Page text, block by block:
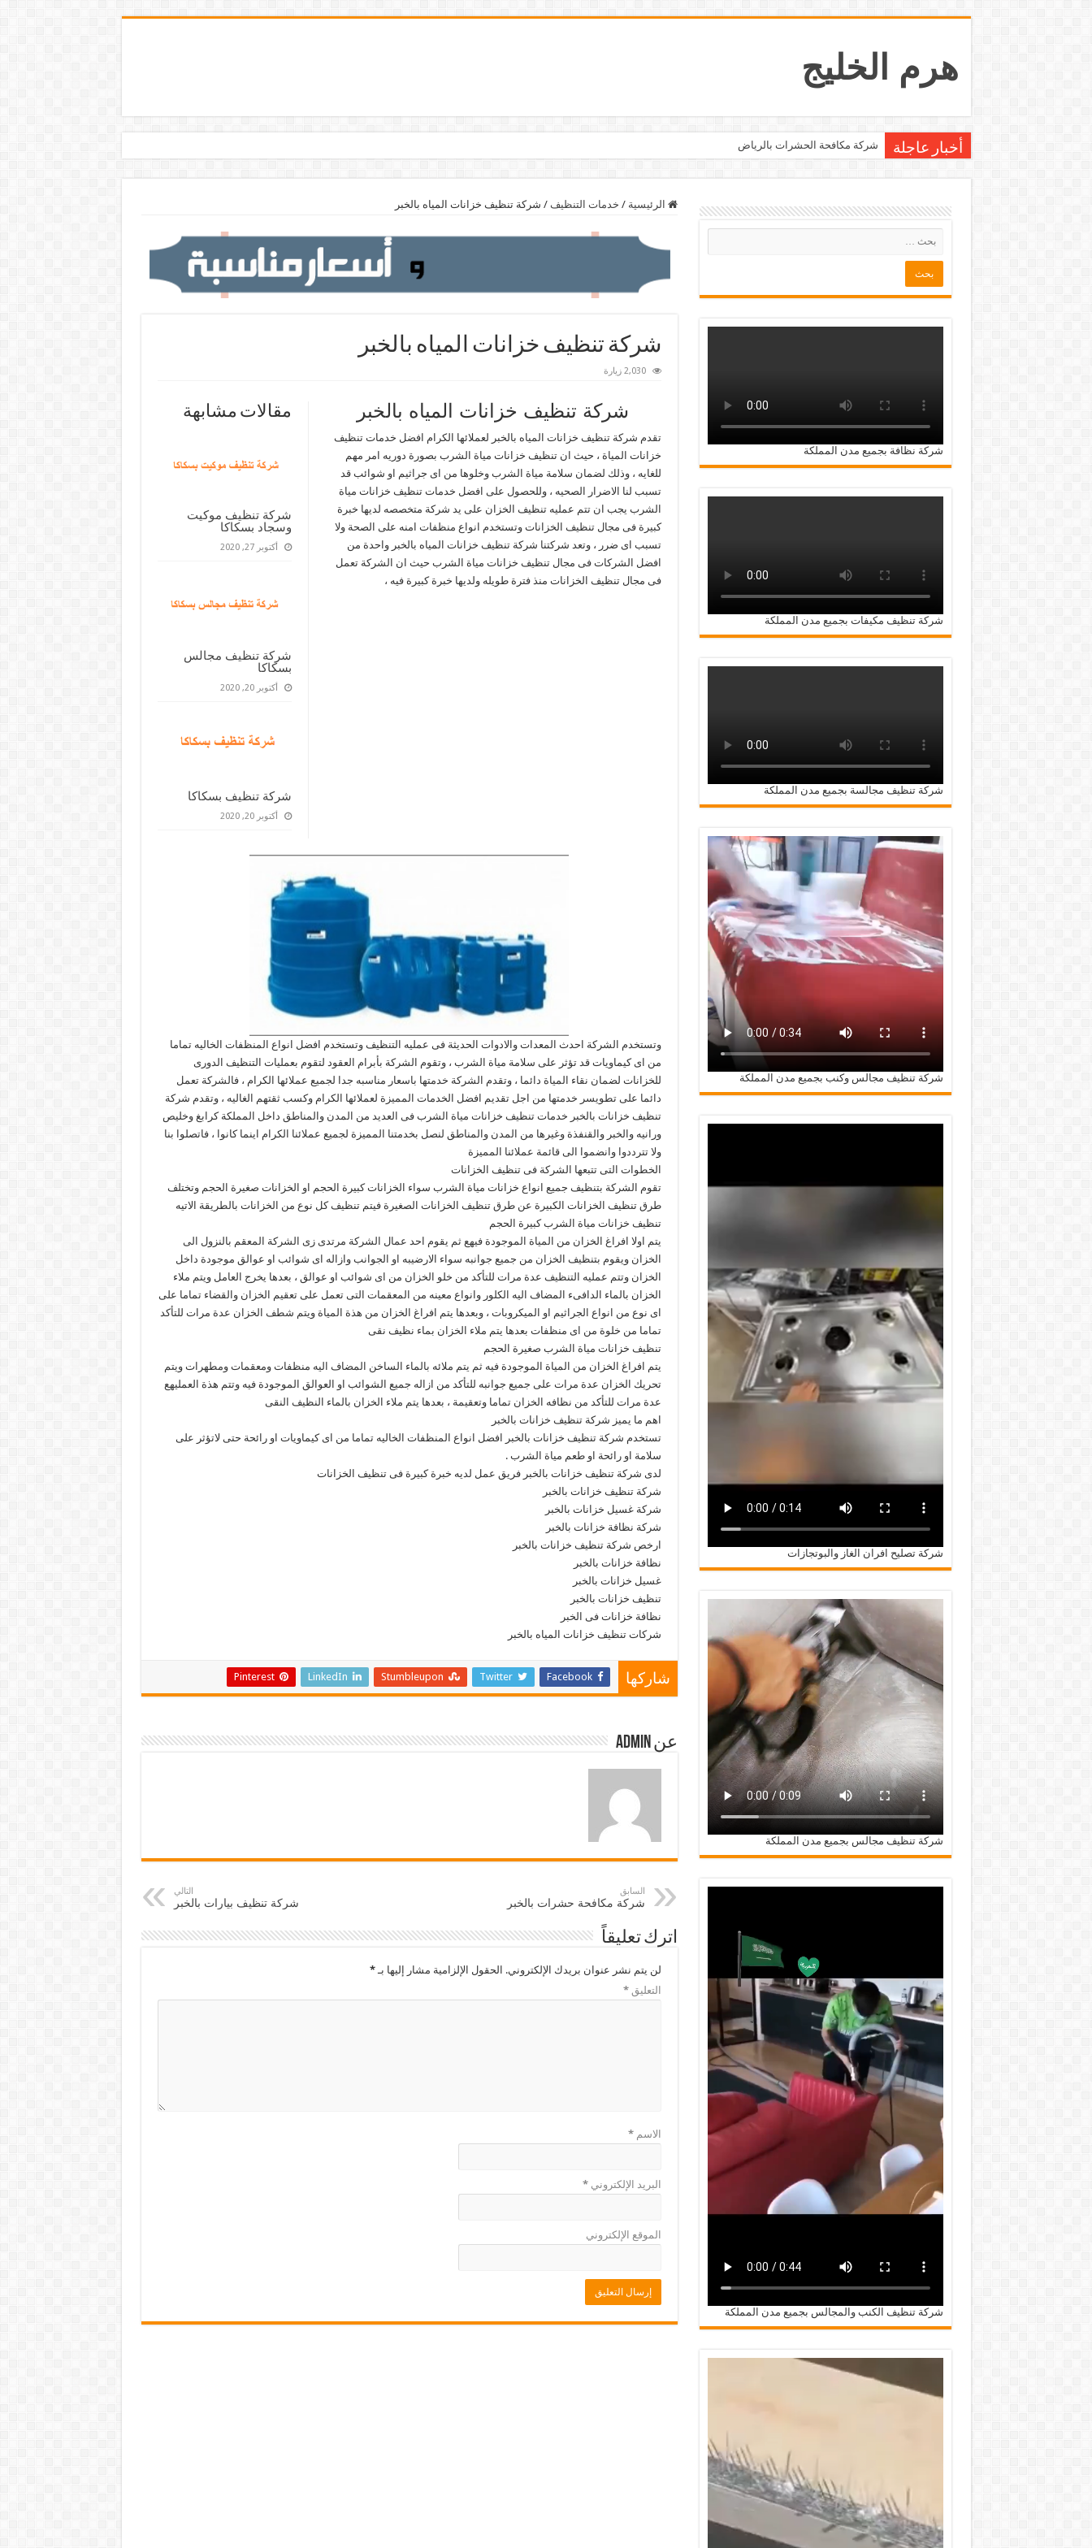
هرم الخليج
أخبار عاجلة شركة مكافحة الحشرات بالرياض
الرئيسية / خدمات التنظيف / شركة تنظيف خزانات المياه بالخبر
شركة تنظيف خزانات المياه بالخبر
2,030 زيارة
مقالات مشابهة
شركة تنظيف موكيت
وسجاد بسكاكا
أكتوبر 27, 2020
شركة تنظيف مجالس
بسكاكا
أكتوبر 20, 2020
شركة تنظيف بسكاكا
أكتوبر 20, 2020
شركة تنظيف خزانات المياه بالخبر
تقدم شركة تنظيف خزانات المياه بالخبر لعملائها الكرام افضل خدمات تنظيف
خزانات المياة ، حيث ان تنظيف خزانات مياة الشرب بصورة دوريه امر مهم
للغايه ، وذلك لضمان سلامة مياة الشرب وخلوها من اى جراثيم او شوائب قد
تسبب لنا الاضرار الصحيه ، وللحصول على افضل خدمات تنظيف خزانات مياة
الشرب يجب ان تتم عمليه تنظيف الخزان على يد شركة متخصصه لديها خبرة
كبيرة فى مجال تنظيف الخزانات وتستخدم انواع منظفات امنه على الصحة ولا
تسبب اى ضرر ، وتعد شركتنا شركة تنظيف خزانات المياه بالخبر واحدة من
افضل الشركات فى مجال تنظيف خزانات مياة الشرب حيث ان الشركة تعمل
فى مجال تنظيف الخزانات منذ فترة طويله ولديها خبرة كبيرة فيه ،
وتستخدم الشركة احدث المعدات والادوات الحديثة فى عمليه التنظيف وتستخدم افضل انواع المنظفات الخاليه تماما
من اى كيماويات قد تؤثر على سلامة مياة الشرب ، وتقوم الشركة بأبرام العقود لتقوم بعمليات التنظيف الدورى
للخزانات لضمان نقاء المياة دائما ، وتقدم الشركة خدمتها باسعار مناسبه جدا لجميع عملائها الكرام ، فالشركة تعمل
دائما على تطويسر خدمتها من اجل تقديم افضل الخدمات المميزة لعملائها الكرام وكسب ثقتهم الغاليه ، وتقدم شركة
تنظيف خزانات بالخبر خدمات تنظيف خزانات مياة الشرب فى العديد من المدن والمناطق داخل المملكة كرابغ وخليص
ورانيه والخبر والقنفذة وغيرها من المدن والمناطق لنصل بخدمتنا المميزة لجميع عملائنا الكرام اينما كانوا ، فاتصلوا بنا
ولا تترددوا وانضموا الى قائمة عملائنا المميزة
الخطوات التى تتبعها الشركة فى تنظيف الخزانات
تقوم الشركة بتنظيف جميع انواع خزانات مياة الشرب سواء الخزانات كبيرة الحجم او الخزانات صغيرة الحجم وتختلف
طرق تنظيف الخزانات الكبيرة عن طرق تنظيف الخزانات الصغيرة فيتم تنظيف كل نوع من الخزانات بالطريقة الاتيه
تنظيف خزانات مياة الشرب كبيرة الحجم
يتم اولا افراغ الخزان من المياة الموجودة فيهع ثم يقوم احد عمال الشركة مرتدى زى الشركة المعقم بالنزول الى
الخزان ويقوم بتنظيف الخزان من جميع جوانبه سواء الارضيبه او الجوانب وازاله اى شوائب او عوالق موجودة داخل
الخزان وتتم عمليه التنظيف عدة مرات للتأكد من خلو الخزان من اى شوائب او عوالق ، بعدها يخرج العامل ويتم ملاء
الخزان بالماء الدافىء المضاف اليه الكلور وانواع معينه من المعقمات التى تعمل على تعقيم الخزان والقضاء تماما على
اى نوع من انواع الجراثيم او الميكروبات ، وبعدها يتم افراغ الخزان من هذة المياة ويتم شطف الخزان عدة مرات للتأكد
تماما من خلوة من اى منظفات بعدها يتم ملاء الخزان بماء نظيف نقى
تنظيف خزانات مياة الشرب صغيرة الحجم
يتم افراغ الخزان من المياة الموجودة فيه ثم يتم ملائه بالماء الساخن المضاف اليه منظفات ومعقمات ومطهرات ويتم
تحريك الخزان عدة مرات على جميع جوانبه للتأكد من ازاله جميع الشوائب او العوالق الموجودة فيه وتتم هذة العمليهع
عدة مرات للتأكد من نظافه الخزان تماما وتعقيمة ، بعدها يتم ملاء الخزان بالماء النظيف النقى
اهم ما يميز شركة تنظيف خزانات بالخبر
تستخدم شركة تنظيف خزانات بالخبر افضل انواع المنظفات الخاليه تماما من اى كيماويات او رائحة حتى لاتؤثر على
سلامة او رائحة او طعم مياة الشرب .
لدى شركة تنظيف خزانات بالخبر فريق عمل لديه خبرة كبيرة فى تنظيف الخزانات
شركة تنظيف خزانات بالخبر
شركة غسيل خزانات بالخبر
شركة نظافة خزانات بالخبر
ارخص شركة تنظيف خزانات بالخبر
نظافة خزانات بالخبر
غسيل خزانات بالخبر
تنظيف خزانات بالخبر
نظافة خزانات فى الخبر
شركات تنظيف خزانات المياه بالخبر
شاركها Facebook
Twitter
Stumbleupon
LinkedIn
Pinterest
عن admin
السابق
شركة مكافحة حشرات بالخبر
التالي
شركة تنظيف بيارات بالخبر
اترك تعليقاً
لن يتم نشر عنوان بريدك الإلكتروني. الحقول الإلزامية مشار إليها بـ*
التعليق*
الاسم*
البريد الإلكتروني*
الموقع الإلكتروني
شركة نظافة بجميع مدن المملكة
شركة تنظيف مكيفات بجميع مدن المملكة
شركة تنظيف مجالسة بجميع مدن المملكة
شركة تنظيف مجالس وكنب بجميع مدن المملكة
شركة تصليح افران الغاز والبوتجازات
شركة تنظيف مجالس بجميع مدن المملكة
شركة تنظيف الكنب والمجالس بجميع مدن المملكة